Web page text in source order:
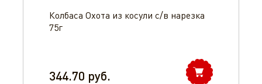
Колбаса Охота из косули с/в нарезка
75г
344.70 руб.